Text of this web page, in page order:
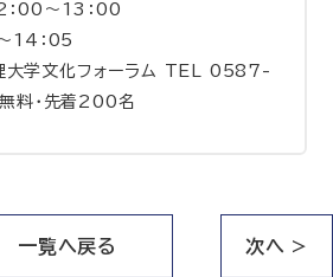
：00～13：00
14：05
大学文化フォーラム TEL 0587-
・先着200名
一覧へ戻る 次へ >